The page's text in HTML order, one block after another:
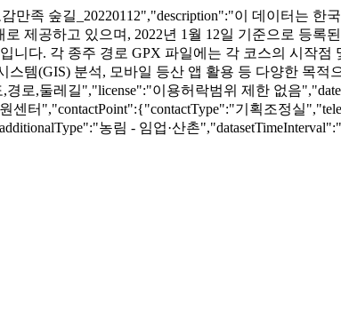
족 숲길_20220112","description":"이 데이터는 한
제공하고 있으며, 2022년 1월 12일 기준으로 등록
다. 각 종주 경로 GPX 파일에는 각 코스의 시작점
템(GIS) 분석, 모바일 등산 앱 활용 등 다양한 목적
로,둘레길","license":"이용허락범위 제한 없음
센터","contactPoint":{"contactType":"기획조정실
농림 - 임업·산촌